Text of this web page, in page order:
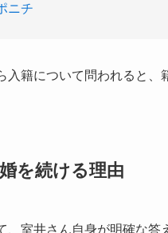
ニチ
入籍について問われると、
を続ける理由
、室井さん自身が明確な答